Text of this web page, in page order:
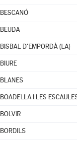
BESCANÓ
BEUDA
BISBAL D'EMPORDÀ (LA)
BIURE
BLANES
BOADELLA I LES
BOLVIR
BORDILS